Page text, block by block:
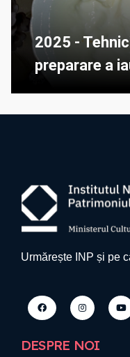
2025 -
preparare a
Urmărește INP și pe
DESPRE NOI